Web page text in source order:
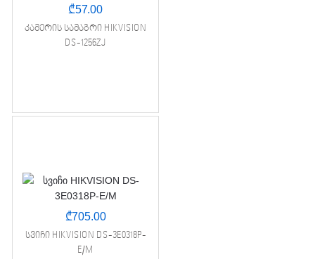
₾57.00
კამერის სამაგრი HIKVISION
DS-1256ZJ
₾705.00
სვიჩი HIKVISION DS-3E0318P-
E/M